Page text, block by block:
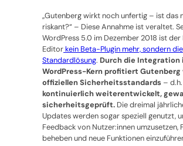
„Gutenberg wirkt noch unfertig – ist das
riskant?“ – Diese Annahme ist veraltet.
WordPress 5.0 im Dezember 2018 ist
Editorkein Beta-Plugin mehr, sondern die
Standardlösung. Durch die Integration
WordPress-Kern profitiert Gutenberg
offiziellen Sicherheitsstandards –
kontinuierlich weiterentwickelt,
sicherheitsgeprüft. Die dreimal
Updates werden sogar speziell genutzt,
Feedback von Nutzer:innen umzusetzen,
beheben und neue Funktionen